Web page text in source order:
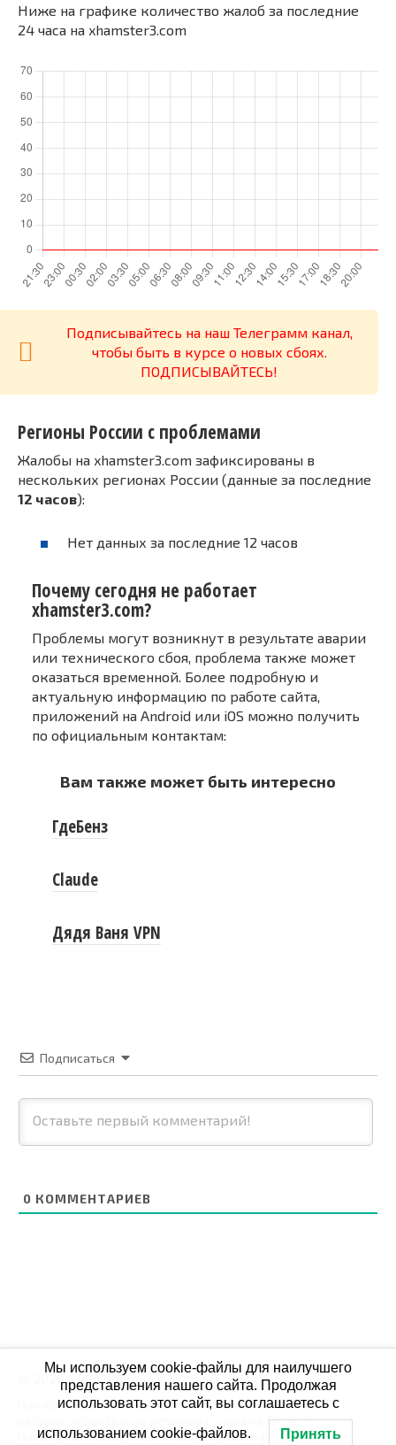
Ниже на графике количество жалоб за последние
24 часа на xhamster3.com
Подписывайтесь на наш Телеграмм канал,
чтобы быть в курсе о новых сбоях.
ПОДПИСЫВАЙТЕСЬ!
Регионы России с проблемами
Жалобы на xhamster3.com зафиксированы в
нескольких регионах России (данные за последние
12 часов):
Нет данных за последние 12 часов
Почему сегодня не работает
xhamster3.com?
Проблемы могут возникнут в результате аварии
или технического сбоя, проблема также может
оказаться временной. Более подробную и
актуальную информацию по работе сайта,
приложений на Android или iOS можно получить
по официальным контактам:
Вам также может быть интересно
ГдеБенз
Claude
Дядя Ваня VPN
Подписаться
0 КОММЕНТАРИЕВ
© 2026 СБОЙ.РФ
При использовании данных мониторинга на своих
ресурах, обязательна активная ссылка на Сбой.рф
По всем вопросам пишите: admin@сбой.рф
Мы используем cookie-файлы для наилучшего
представления нашего сайта. Продолжая
использовать этот сайт, вы соглашаетесь с
использованием cookie-файлов. Принять